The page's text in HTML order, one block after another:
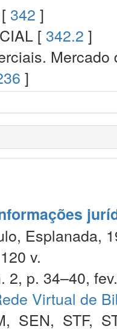
342 ]
[ 342.2 ]
]
Esplanada,
v.
2, p. 34–40,
Virtual de
, SEN, STF,